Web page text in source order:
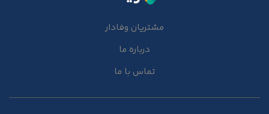
مشتریان وفادار
درباره ما
تماس با ما